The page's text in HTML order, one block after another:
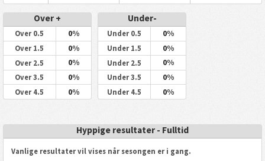
Over +
Over 0.5 0%
Over 1.5 0%
Over 2.5 0%
Over 3.5 0%
Over 4.5 0%
Under-
Under 0.5 0%
Under 1.5 0%
Under 2.5 0%
Under 3.5 0%
Under 4.5 0%
Hyppige resultater - Fulltid
Vanlige resultater vil vises når sesongen er i gang.